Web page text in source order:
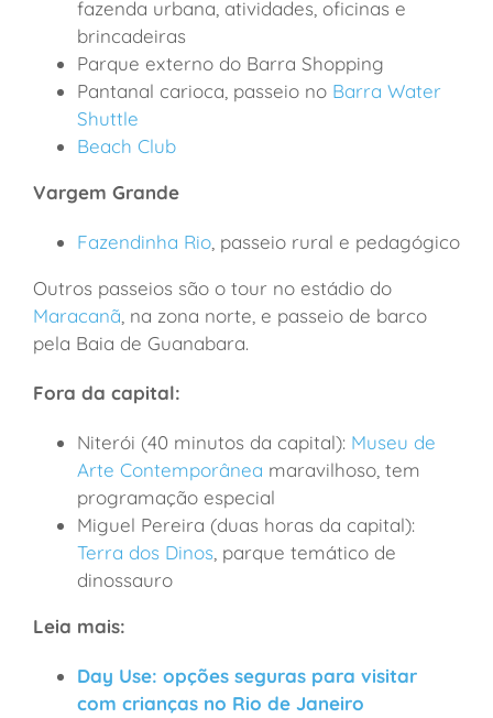
fazenda urbana, atividades, oficinas e
brincadeiras
Parque externo do Barra Shopping
Pantanal carioca, passeio no Barra Water
Shuttle
Beach Club
Vargem Grande
Fazendinha Rio, passeio rural e pedagógico
Outros passeios são o tour no estádio do
Maracanã, na zona norte, e passeio de barco
pela Baia de Guanabara.
Fora da capital:
Niterói (40 minutos da capital): Museu de
Arte Contemporânea maravilhoso, tem
programação especial
Miguel Pereira (duas horas da capital):
Terra dos Dinos, parque temático de
dinossauro
Leia mais:
Day Use: opções seguras para visitar
com crianças no Rio de Janeiro